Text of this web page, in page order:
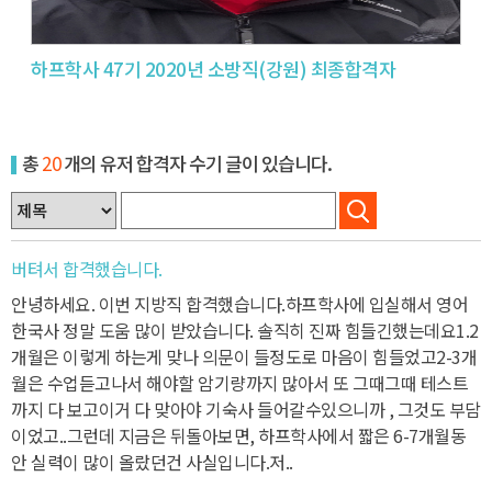
하프학사 47기 2020년 소방직(강원) 최종합격자
총20개의 유저 합격자 수기 글이 있습니다.
버텨서 합격했습니다.
안녕하세요. 이번 지방직 합격했습니다.하프학사에 입실해서 영어
한국사 정말 도움 많이 받았습니다. 솔직히 진짜 힘들긴했는데요1.2
개월은 이렇게 하는게 맞나 의문이 들정도로 마음이 힘들었고2-3개
월은 수업듣고나서 해야할 암기량까지 많아서 또 그때그때 테스트
까지 다 보고이거 다 맞아야 기숙사 들어갈수있으니까 , 그것도 부담
이었고..그런데 지금은 뒤돌아보면, 하프학사에서 짧은 6-7개월동
안 실력이 많이 올랐던건 사실입니다.저..